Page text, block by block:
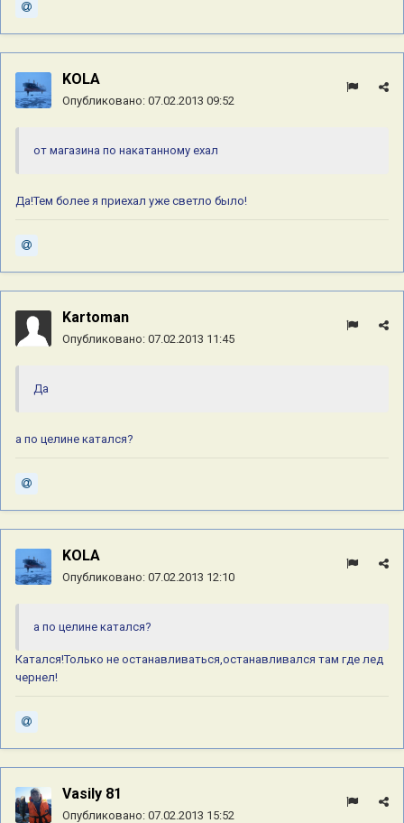
KOLA
Опубликовано: 07.02.2013 09:52
от магазина по накатанному ехал
Да!Тем более я приехал уже светло было!
Kartoman
Опубликовано: 07.02.2013 11:45
Да
а по целине катался?
KOLA
Опубликовано: 07.02.2013 12:10
а по целине катался?
Катался!Только не останавливаться,останавливался там где лед
чернел!
Vasily 81
Опубликовано: 07.02.2013 15:52